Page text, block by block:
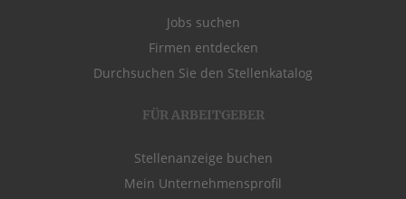
Jobs suchen
Firmen entdecken
Durchsuchen Sie den Stellenkatalog
FÜR ARBEITGEBER
Stellenanzeige buchen
Mein Unternehmensprofil